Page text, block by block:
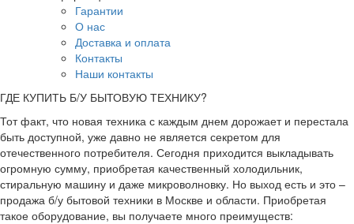
Гарантии
О нас
Доставка и оплата
Контакты
Наши контакты
ГДЕ КУПИТЬ Б/У БЫТОВУЮ ТЕХНИКУ?
Тот факт, что новая техника с каждым днем дорожает и перестала
быть доступной, уже давно не является секретом для
отечественного потребителя. Сегодня приходится выкладывать
огромную сумму, приобретая качественный холодильник,
стиральную машину и даже микроволновку. Но выход есть и это –
продажа б/у бытовой техники в Москве и области. Приобретая
такое оборудование, вы получаете много преимуществ: